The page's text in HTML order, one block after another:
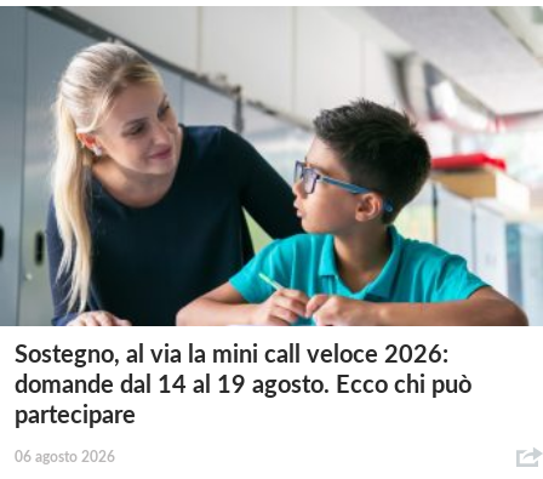
Sostegno, al via la mini call veloce 2026:
domande dal 14 al 19 agosto. Ecco chi può
partecipare
06 agosto 2026